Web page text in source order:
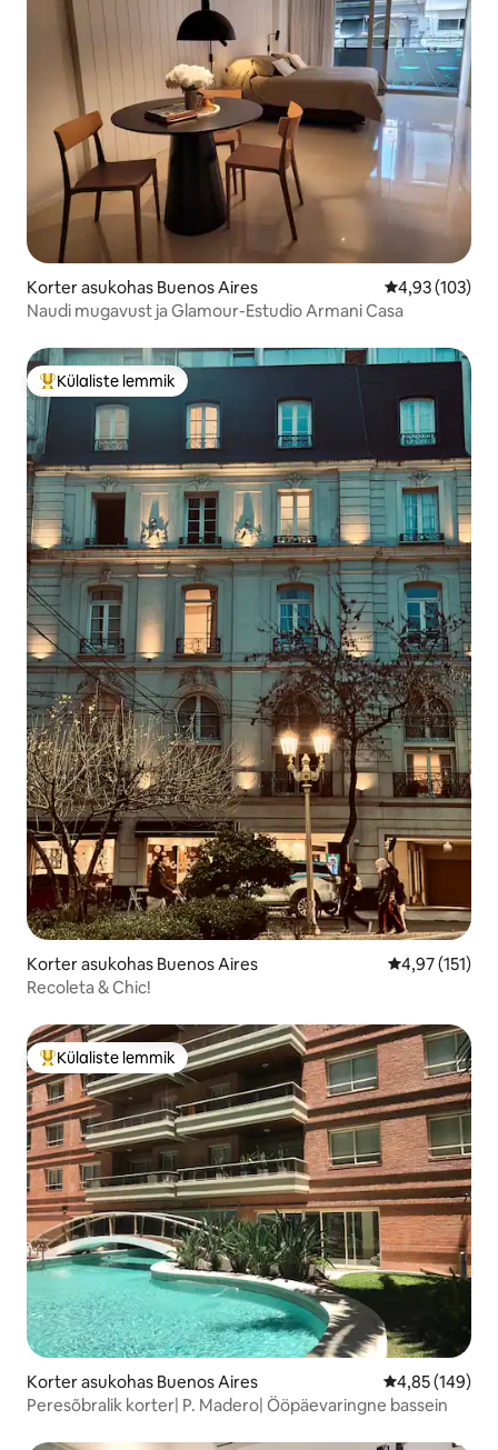
Korter asukohas Buenos Aires Keskmine
4,93 (103)
Naudi mugavust ja Glamour-Estudio Armani Casa
Külaliste suur lemmik
Külaliste lemmik
Korter asukohas Buenos Aires Keskmine
4,97 (151)
Recoleta & Chic!
Külaliste suur lemmik
Külaliste lemmik
Korter asukohas Buenos Aires Keskmine
4,85 (149)
Peresõbralik korter| P. Madero| Ööpäevaringne bassein